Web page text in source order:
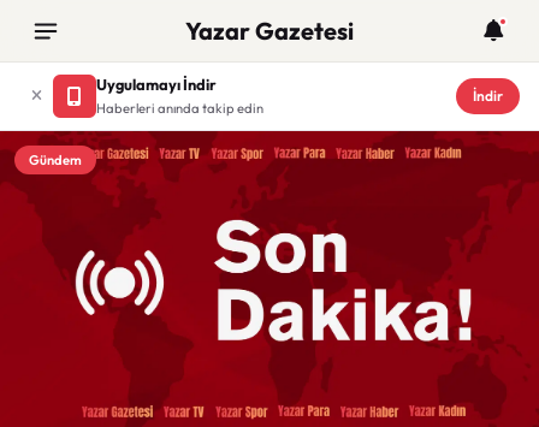
Yazar Gazetesi
Uygulamayı İndir
Haberleri anında takip edin
İndir
Gündem